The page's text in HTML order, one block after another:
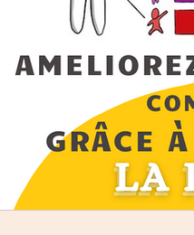
Culture et histoire du